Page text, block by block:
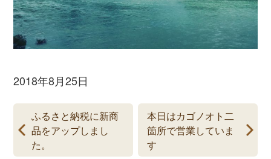
2018年8月25日
ふるさと納税に新商
品をアップしまし
た。
本日はカゴノオト二
箇所で営業していま
す